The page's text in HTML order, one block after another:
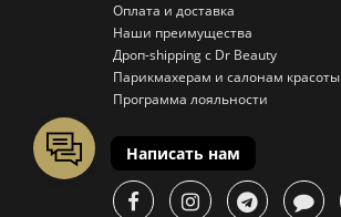
Оплата и доставка
Наши преимущества
Дроп-shipping с Dr Beauty
Парикмахерам и салонам красоты
Программа лояльности